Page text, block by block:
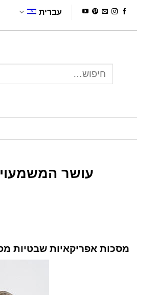
content
עברית
עבור:
עושר
מסכות אפריקאיות שבטיות